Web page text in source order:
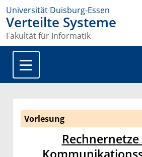
Universität Duisburg-Essen
Verteilte Systeme
Fakultät für Informatik
Vorlesung